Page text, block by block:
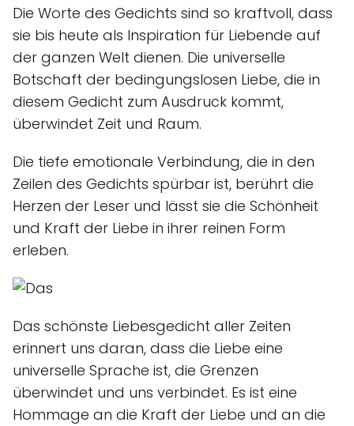
Die Worte des Gedichts sind so kraftvoll, dass
sie bis heute als Inspiration für Liebende auf
der ganzen Welt dienen. Die universelle
Botschaft der bedingungslosen Liebe, die in
diesem Gedicht zum Ausdruck kommt,
überwindet Zeit und Raum.
Die tiefe emotionale Verbindung, die in den
Zeilen des Gedichts spürbar ist, berührt die
Herzen der Leser und lässt sie die Schönheit
und Kraft der Liebe in ihrer reinen Form
erleben.
Das schönste Liebesgedicht aller Zeiten
erinnert uns daran, dass die Liebe eine
universelle Sprache ist, die Grenzen
überwindet und uns verbindet. Es ist eine
Hommage an die Kraft der Liebe und an die